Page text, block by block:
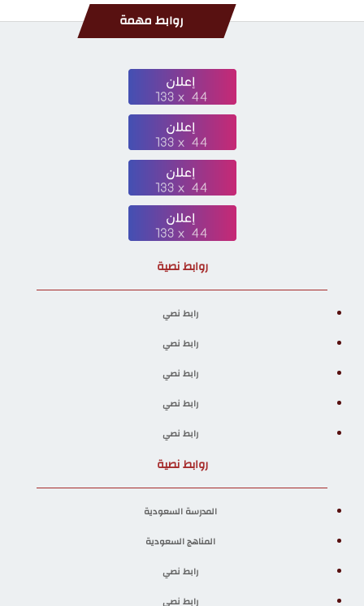
روابط مهمة
روابط نصية
رابط نصي
رابط نصي
رابط نصي
رابط نصي
رابط نصي
روابط نصية
المدرسة السعودية
المناهج السعودية
رابط نصي
رابط نصي